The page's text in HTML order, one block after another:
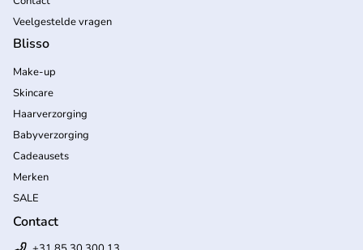
Veelgestelde vragen
Blisso
Make-up
Skincare
Haarverzorging
Babyverzorging
Cadeausets
Merken
SALE
Contact